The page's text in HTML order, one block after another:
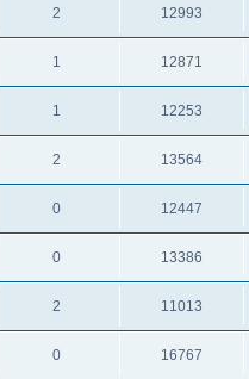
2 12993
1 12871
1 12253
2 13564
0 12447
0 13386
2 11013
0 16767